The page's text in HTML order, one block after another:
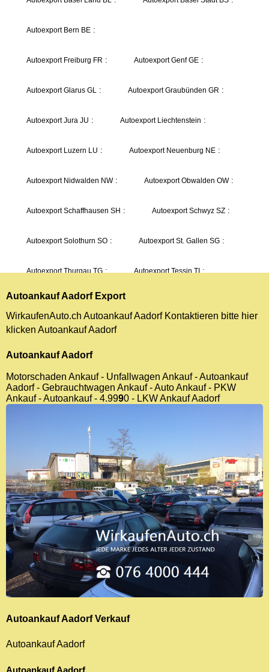
Autoankauf AadorfExport
WirkaufenAuto.ch Autoankauf Aadorf Kontaktieren bitte hier
klicken Autoankauf Aadorf
Autoankauf Aadorf
Motorschaden Ankauf - Unfallwagen Ankauf - Autoankauf
Aadorf - Gebrauchtwagen Ankauf - Auto Ankauf - PKW
Ankauf - Autoankauf - 4.9990 - LKW Ankauf Aadorf
Autoankauf AadorfVerkauf
Autoankauf Aadorf
Autoankauf Aadorf